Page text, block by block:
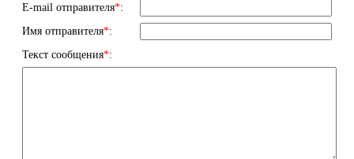
E-mail отправителя*:
Имя отправителя*:
Текст сообщения*: